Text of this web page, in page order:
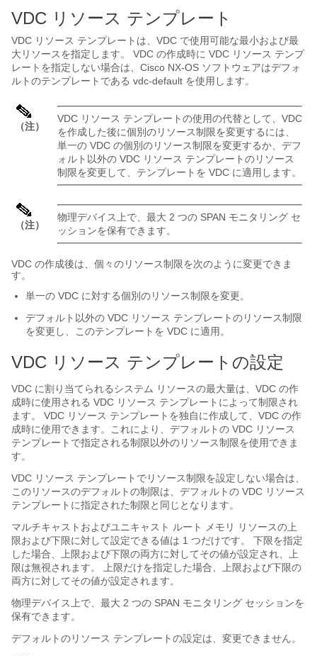
VDC リソース テンプレート
VDC リソース テンプレートは、VDC で使用可能な最小および最
大リソースを指定します。 VDC の作成時に VDC リソース テンプ
レートを指定しない場合は、Cisco NX-OS ソフトウェアはデフォ
ルトのテンプレートである vdc-default を使用します。
（注）
VDC リソース テンプレートの使用の代替として、VDC
を作成した後に個別のリソース制限を変更するには、
単一の VDC の個別のリソース制限を変更するか、デフ
ォルト以外の VDC リソース テンプレートのリソース
制限を変更して、テンプレートを VDC に適用します。
（注）
物理デバイス上で、最大 2 つの SPAN モニタリング セ
ッションを保有できます。
VDC の作成後は、個々のリソース制限を次のように変更できま
す。
単一の VDC に対する個別のリソース制限を変更。
デフォルト以外の VDC リソース テンプレートのリソース制限
を変更し、このテンプレートを VDC に適用。
VDC リソース テンプレートの設定
VDC に割り当てられるシステム リソースの最大量は、VDC の作
成時に使用される VDC リソース テンプレートによって制限され
ます。 VDC リソース テンプレートを独自に作成して、VDC の作
成時に使用できます。これにより、デフォルトの VDC リソース
テンプレートで指定される制限以外のリソース制限を使用できま
す。
VDC リソース テンプレートでリソース制限を設定しない場合は、
このリソースのデフォルトの制限は、デフォルトの VDC リソース
テンプレートに指定された制限と同じとなります。
マルチキャストおよびユニキャスト ルート メモリ リソースの上
限および下限に対して設定できる値は 1 つだけです。 下限を指定
した場合、上限および下限の両方に対してその値が設定され、上
限は無視されます。 上限だけを指定した場合、上限および下限の
両方に対してその値が設定されます。
物理デバイス上で、最大 2 つの SPAN モニタリング セッションを
保有できます。
デフォルトのリソース テンプレートの設定は、変更できません。